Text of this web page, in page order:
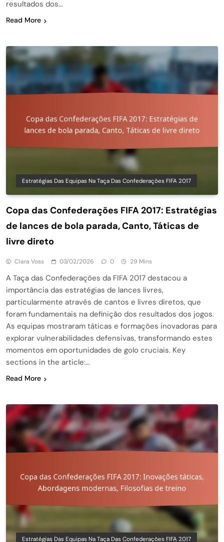
resultados dos…
Read More
Estratégias Das Equipas Na Taça Das Confederações FIFA 2017
Copa das Confederações FIFA 2017: Estratégias
de lances de bola parada, Canto, Táticas de
livre direto
Clara Voss 03/02/2026 0 29 Mins
A Taça das Confederações da FIFA 2017 destacou a
importância das estratégias de lances livres,
particularmente através de cantos e livres diretos, que
foram fundamentais na definição dos resultados dos jogos.
As equipas mostraram táticas e formações inovadoras para
explorar vulnerabilidades defensivas, transformando estes
momentos em oportunidades de golo cruciais. Key
sections in the article:…
Read More
Estratégias Das Equipas Na Taça Das Confederações FIFA 2017